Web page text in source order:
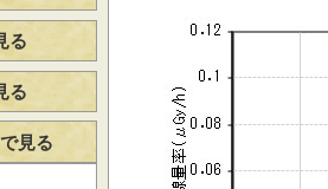
る
る
見る